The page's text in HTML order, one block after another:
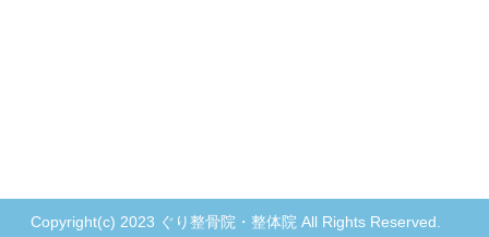
Copyright(c) 2023 ぐり整骨院・整体院 All Rights Reserved.